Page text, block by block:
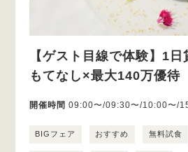
【ゲスト目線で体験】1
もてなし×最大140万優待
開催時間 09:00〜/09:30〜/10:00〜/
BIGフェア おすすめ 無料試食